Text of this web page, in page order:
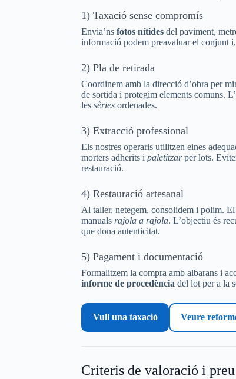
1) Taxació sense compromís
Envia’ns fotos nítides del paviment,
informació podem preavaluar el conjunt
2) Pla de retirada
Coordinem amb la direcció d’obra per
de sortida i protegim elements comuns.
les sèries ordenades.
3) Extracció professional
Els nostres operaris utilitzen eines
morters adherits i paletitzarper lots.
restauració.
4) Restauració artesanal
Al taller, netegem, consolidem i polim.
manuals rajola a rajola. L’objectiu és
que dona autenticitat.
5) Pagament i documentació
Formalitzem la compra amb albarans i
informe de procedència del lot per a la
Vull una taxació Veure
Criteris de valoració i preu